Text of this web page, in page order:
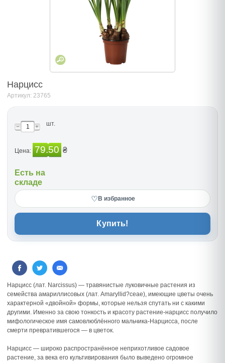
Нарцисс
Артикул: 23765
шт.
Цена: 79.50 ₴
Есть на
складе
♡ В избранное
Купить!
Нарцисс (лат. Narcissus) — травянистые луковичные растения из
семейства амариллисовых (лат. Amaryllid?ceae), имеющие цветы очень
характерной «двойной» формы, которые нельзя спутать ни с какими
другими. Именно за свою тонкость и красоту растение-нарцисс получило
мифологическое имя самовлюблённого мальчика-Нарцисса, после
смерти превратившегося — в цветок.
Нарцисс — широко распространённое неприхотливое садовое
растение, за века его культивирования было выведено огромное